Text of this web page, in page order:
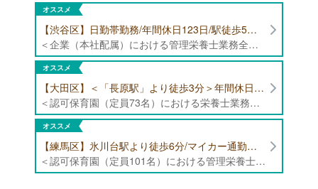
オススメ
【渋谷区】日勤帯勤務/年間休日123日/駅徒歩5分/企業（本社配属）にて管理栄養士募集！
＜企業（本社配属）における管理栄養士業務全般＞ ・本社および在宅（週1日程度）で、運営・受託する保育園（約50箇所）の管理栄養士・マネジメント業務全般 ・調理指導、育成 ・調理代行※欠員時 ・衛生管理 ・献立作成 ・食材発注 ・園長、調理スタッフとの給食会議 ・クライアント企業との給食会議（食育等の企画提案） ・採用業務（面接・施設見学同行）など ・担当保育園の定期巡回（直行やオンライン対応あり） ※23区内の認可保育園や、事業所内保育園（市川市、古河市、厚木市・追浜等）
オススメ
【大田区】＜「長原駅」より徒歩3分＞年間休日120日以上/最大10連休取得可能/日勤帯勤務のみ 認可保育園（定員73名）にて、栄養士の募集！
＜認可保育園（定員73名）における栄養士業務全般＞ ・調理（朝おやつ・給食・おやつ・補食） ・盛付け、片づけ ・食育、保育室への給食ラウンド、事務業務 ・調理室のお掃除、備蓄の確認、発注など ※定員:73名(0歳児6名、1歳歳児10名、2歳児12名、3歳-5歳児各15名)
オススメ
【練馬区】氷川台駅より徒歩6分/マイカー通勤可能/年間休日120日/賞与高水準 認可保育園（定員101名）にて管理栄養士・栄養士・調理師募集！
＜認可保育園（定員101名）における管理栄養士・栄養士・調理師業務全般＞ ・調理業務全般 ・離乳食、アレルギー除去食対応 ・食育活動